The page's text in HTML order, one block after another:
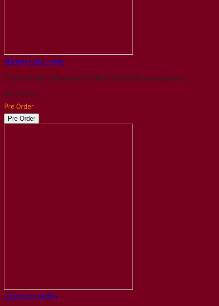
Marmer Cake Large
PO/Pre Order (Ditanyakan Terlebih Dahulu Ketersediannya)
Rp 310.000
Pre Order
Pre Order
Chocolate Muffin